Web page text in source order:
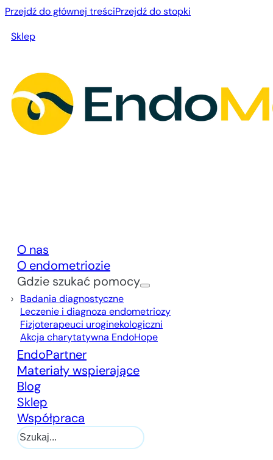
Przejdź do głównej treściPrzejdź do stopki
Sklep
O nas
O endometriozie
Gdzie szukać pomocy
Badania diagnostyczne
Leczenie i diagnoza endometriozy
Fizjoterapeuci uroginekologiczni
Akcja charytatywna EndoHope
EndoPartner
Materiały wspierające
Blog
Sklep
Współpraca
Szukaj